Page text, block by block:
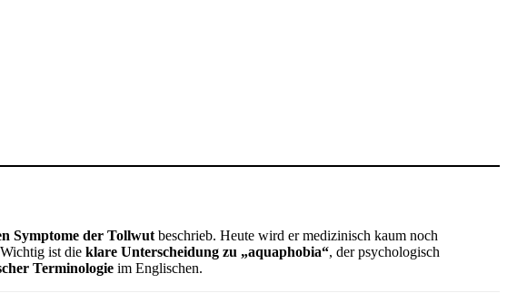
Symptome der Tollwut beschrieb. Heute wird er medizinisch kaum noch
ist die klare Unterscheidung zu „aquaphobia“, der psychologisch
Terminologie im Englischen.